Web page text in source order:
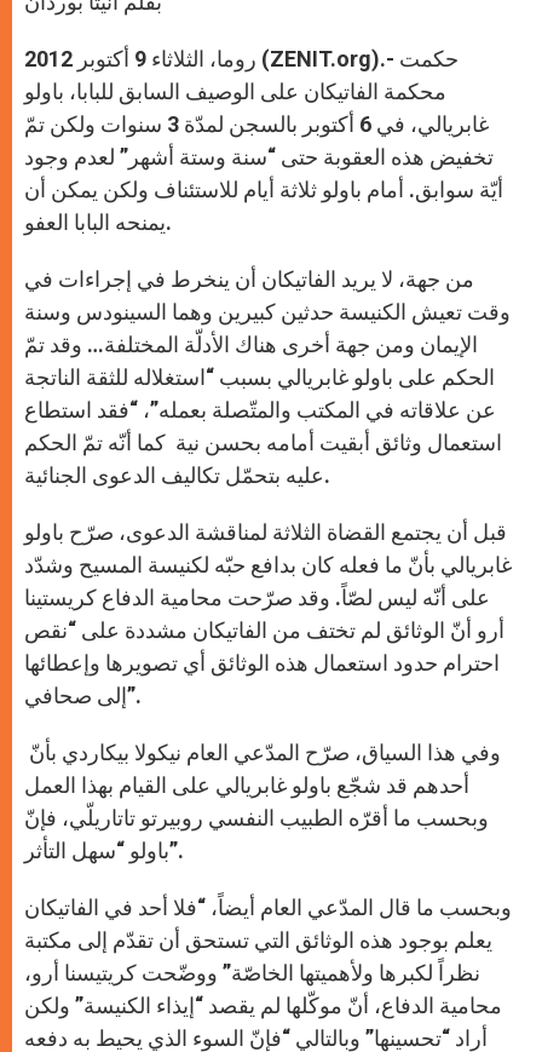
p e k
روما، الثلاثاء 9 أكتوبر 2012 (ZENIT.org).- حكمت
محكمة الفاتيكان على الوصيف السابق للبابا، باولو
غابريالي، في 6 أكتوبر بالسجن لمدّة 3 سنوات ولكن تمّ
تخفيض هذه العقوبة حتى “سنة وستة أشهر” لعدم وجود
أيّة سوابق. أمام باولو ثلاثة أيام للاستئناف ولكن يمكن أن
يمنحه البابا العفو.
من جهة، لا يريد الفاتيكان أن ينخرط في إجراءات في
وقت تعيش الكنيسة حدثين كبيرين وهما السينودس وسنة
الإيمان ومن جهة أخرى هناك الأدلّة المختلفة… وقد تمّ
الحكم على باولو غابريالي بسبب “استغلاله للثقة الناتجة
عن علاقاته في المكتب والمتّصلة بعمله”، “فقد استطاع
استعمال وثائق أبقيت أمامه بحسن نية كما أنّه تمّ الحكم
عليه بتحمّل تكاليف الدعوى الجنائية.
قبل أن يجتمع القضاة الثلاثة لمناقشة الدعوى، صرّح باولو
غابريالي بأنّ ما فعله كان بدافع حبّه لكنيسة المسيح وشدّد
على أنّه ليس لصّاً. وقد صرّحت محامية الدفاع كريستينا
أرو أنّ الوثائق لم تختف من الفاتيكان مشددة على “نقص
احترام حدود استعمال هذه الوثائق أي تصويرها وإعطائها
إلى صحافي”.
أحدهم قد شجّع باولو غابريالي على القيام بهذا العمل
وبحسب ما أقرّه الطبيب النفسي روبيرتو تاتاريلّي، فإنّ
باولو “سهل التأثر”.
وبحسب ما قال المدّعي العام أيضاً، “فلا أحد في الفاتيكان
يعلم بوجود هذه الوثائق التي تستحق أن تقدّم إلى مكتبة
نظراً لكبرها ولأهميتها الخاصّة” ووضّحت كريتيسنا أرو،
محامية الدفاع، أنّ موكّلها لم يقصد “إيذاء الكنيسة” ولكن
أراد “تحسينها” وبالتالي “فإنّ السوء الذي يحيط به دفعه